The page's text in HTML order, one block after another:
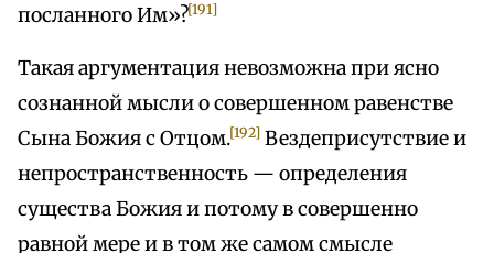
посланного Им»?[191]
Такая аргументация невозможна при ясно
сознанной мысли о совершенном равенстве
Сына Божия с Отцом.[192] Вездеприсутствие и
непространственность — определения
существа Божия и потому в совершенно
равной мере и в том же самом смысле